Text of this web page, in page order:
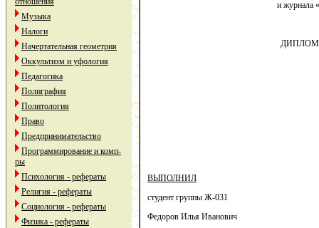
Музыка
Налоги
Начертательная геометрия
Оккультизм и уфология
Педагогика
Полиграфия
Политология
Право
Предпринимательство
Программирование и комп-
ры
Психология - рефераты
Религия - рефераты
Социология - рефераты
Физика - рефераты
и журнала
ВЫПОЛНИЛ
студент группы Ж-031
Федоров Илья Иванович